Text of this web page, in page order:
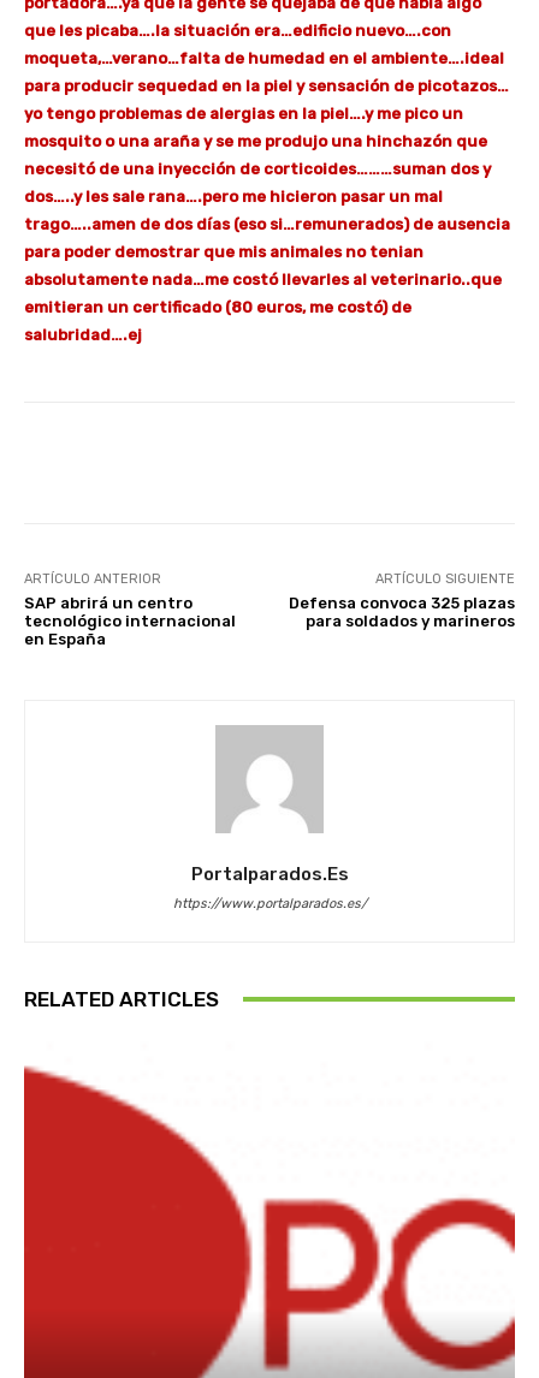
que les picaba….la situación era…edificio nuevo….con
moqueta,…verano…falta de humedad en el ambiente….ideal
para producir sequedad en la piel y sensación de picotazos…
yo tengo problemas de alergias en la piel….y me pico un
mosquito o una araña y se me produjo una hinchazón que
necesitó de una inyección de corticoides………suman dos y
dos…..y les sale rana….pero me hicieron pasar un mal
trago…..amen de dos días (eso si…remunerados) de ausencia
para poder demostrar que mis animales no tenian
absolutamente nada…me costó llevarles al veterinario..que
emitieran un certificado (80 euros, me costó) de
salubridad….ej
ARTÍCULO ANTERIOR
SAP abrirá un centro
tecnológico internacional
en España
ARTÍCULO SIGUIENTE
Defensa convoca 325 plazas
para soldados y marineros
Portalparados.es
https://www.portalparados.es/
RELATED ARTICLES